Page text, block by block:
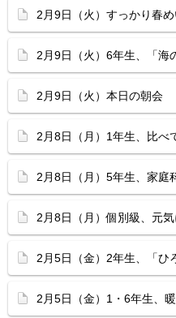
2月9日（火）すっかり春
2月9日（火）6年生、「海
2月9日（火）本日の朝会
2月8日（月）1年生、比べ
2月8日（月）5年生、家庭
2月8日（月）個別級、元
2月5日（金）2年生、「ひ
2月5日（金）1・6年生、